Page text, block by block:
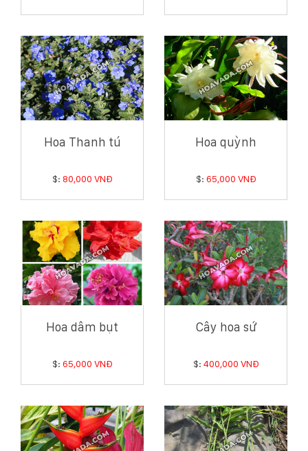
Hoa Thanh tú
$: 80,000 VNĐ
Hoa quỳnh
$: 65,000 VNĐ
Hoa dâm bụt
$: 65,000 VNĐ
Cây hoa sứ
$: 400,000 VNĐ